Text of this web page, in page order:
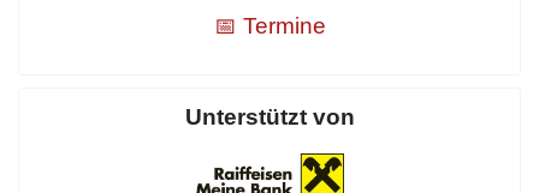
📅 Termine
Unterstützt von